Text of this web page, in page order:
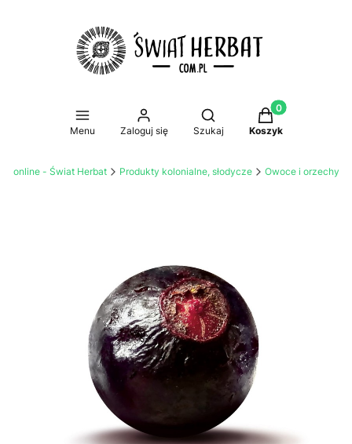
Menu Zaloguj się
Otwórz wyszukiwarkę
Szukaj
Produkty w
Koszyk
online - Świat Herbat Produkty kolonialne, słodycze Owoce i orzechy